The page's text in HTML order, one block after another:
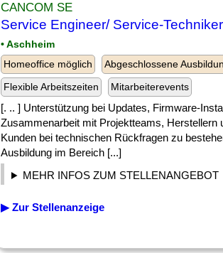
CANCOM SE
Service Engineer/ Service-
• Aschheim
Homeoffice möglich
Abgeschlossene
Flexible Arbeitszeiten
Mitarbeiterevents
[. .. ] Unterstützung bei Updates, Firmware-
Zusammenarbeit mit Projektteams, Herstellern
Kunden bei technischen Rückfragen zu
Ausbildung im Bereich [...]
MEHR INFOS ZUM STELLENANGEBOT
▶ Zur Stellenanzeige